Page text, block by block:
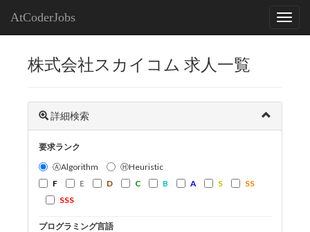
AtCoderJobs
株式会社スカイコム 求人一覧
詳細検索
要求ランク
ⒶAlgorithm
ⒽHeuristic
F
E D C B A S
SS
SSS
プログラミング言語